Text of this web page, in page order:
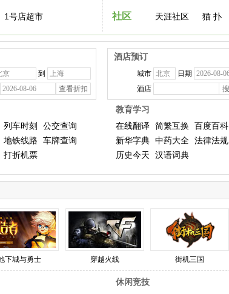
1号店超市 社区 天涯社区 猫 扑
到
酒店预订
城市
日期
酒店
列车时刻
公交查询
地铁线路
车牌查询
打折机票
教育学习
在线翻译 简繁互换
百度百科
新华字典 中药大全 法律法规
历史今天
汉语词典
下城与勇士 穿越火线 街机三国
休闲竞技